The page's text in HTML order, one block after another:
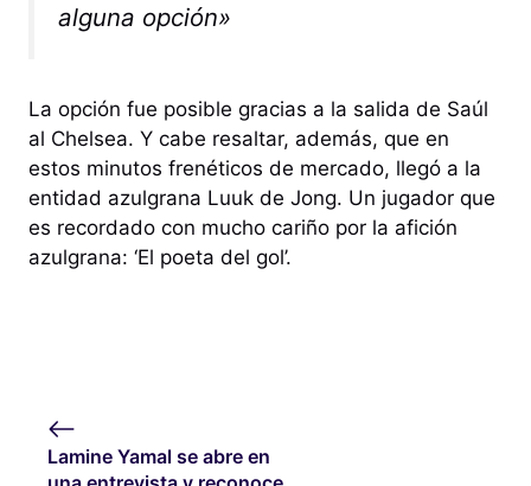
alguna opción»
La opción fue posible gracias a la salida de Saúl
al Chelsea. Y cabe resaltar, además, que en
estos minutos frenéticos de mercado, llegó a la
entidad azulgrana Luuk de Jong. Un jugador que
es recordado con mucho cariño por la afición
azulgrana: ‘El poeta del gol’.
Lamine Yamal se abre en